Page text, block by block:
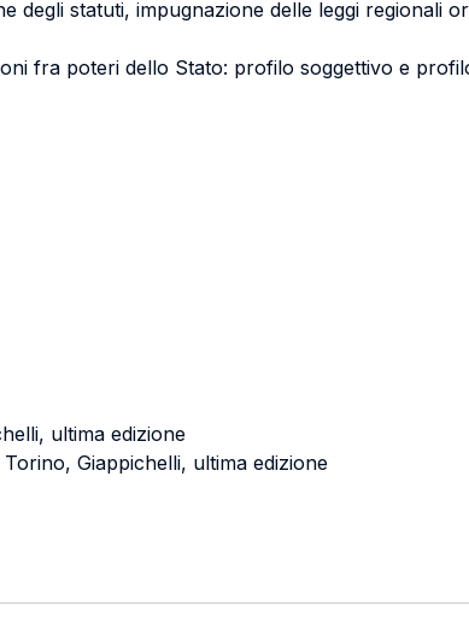
degli statuti, impugnazione delle leggi regionali
fra poteri dello Stato: profilo soggettivo e
ultima edizione
Torino, Giappichelli, ultima edizione